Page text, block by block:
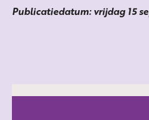
Publicatiedatum: vrijdag 15